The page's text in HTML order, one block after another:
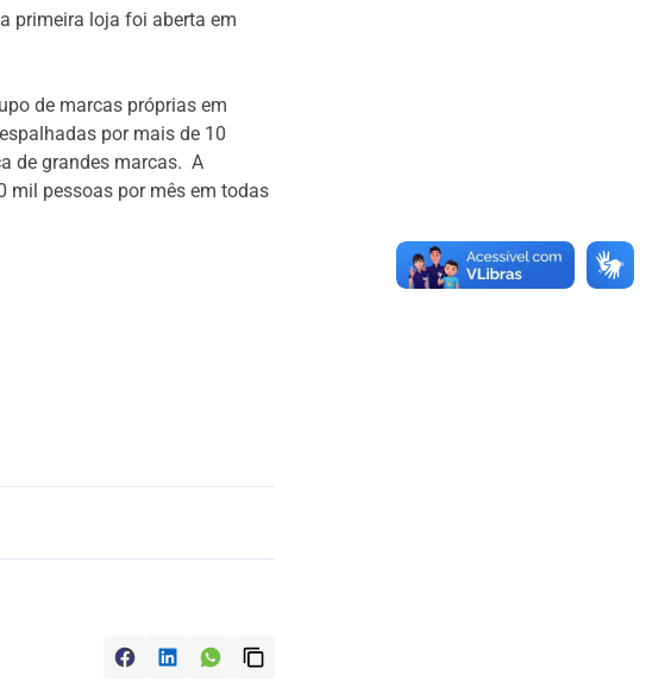
primeira loja foi aberta em
de marcas próprias em
por mais de 10
de grandes marcas. A
mil pessoas por mês em todas